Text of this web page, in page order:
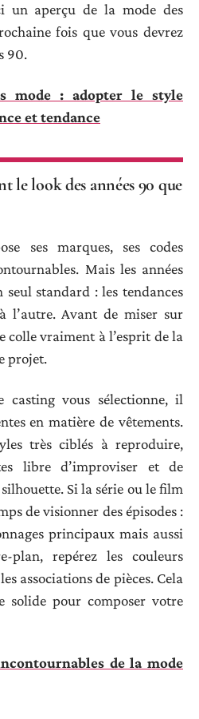
un aperçu de la mode des
fois que vous devrez
90.
mode : adopter le style
et tendance
le look des années 90 que
ses marques, ses codes
Mais les années
seul standard : les tendances
l’autre. Avant de miser sur
colle vraiment à l’esprit de la
projet.
casting vous sélectionne, il
en matière de vêtements.
très ciblés à reproduire,
libre d’improviser et de
Si la série ou le film
de visionner des épisodes :
principaux mais aussi
repérez les couleurs
associations de pièces. Cela
solide pour composer votre
de la mode